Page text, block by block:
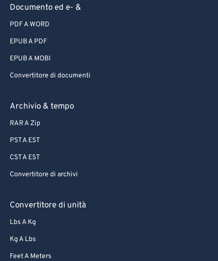
Documento ed e- &
PDF A WORD
EPUB A PDF
EPUB A MOBI
Convertitore di documenti
Archivio & tempo
RAR A Zip
PST A EST
CST A EST
Convertitore di archivi
Convertitore di unità
Lbs A Kg
Kg A Lbs
Feet A Meters